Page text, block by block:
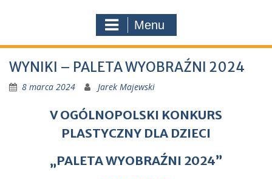
Menu
WYNIKI – PALETA WYOBRAŹNI 2024
8 marca 2024 Jarek Majewski
V OGÓLNOPOLSKI KONKURS
PLASTYCZNY DLA DZIECI
„PALETAWYOBRAŹNI 2024”